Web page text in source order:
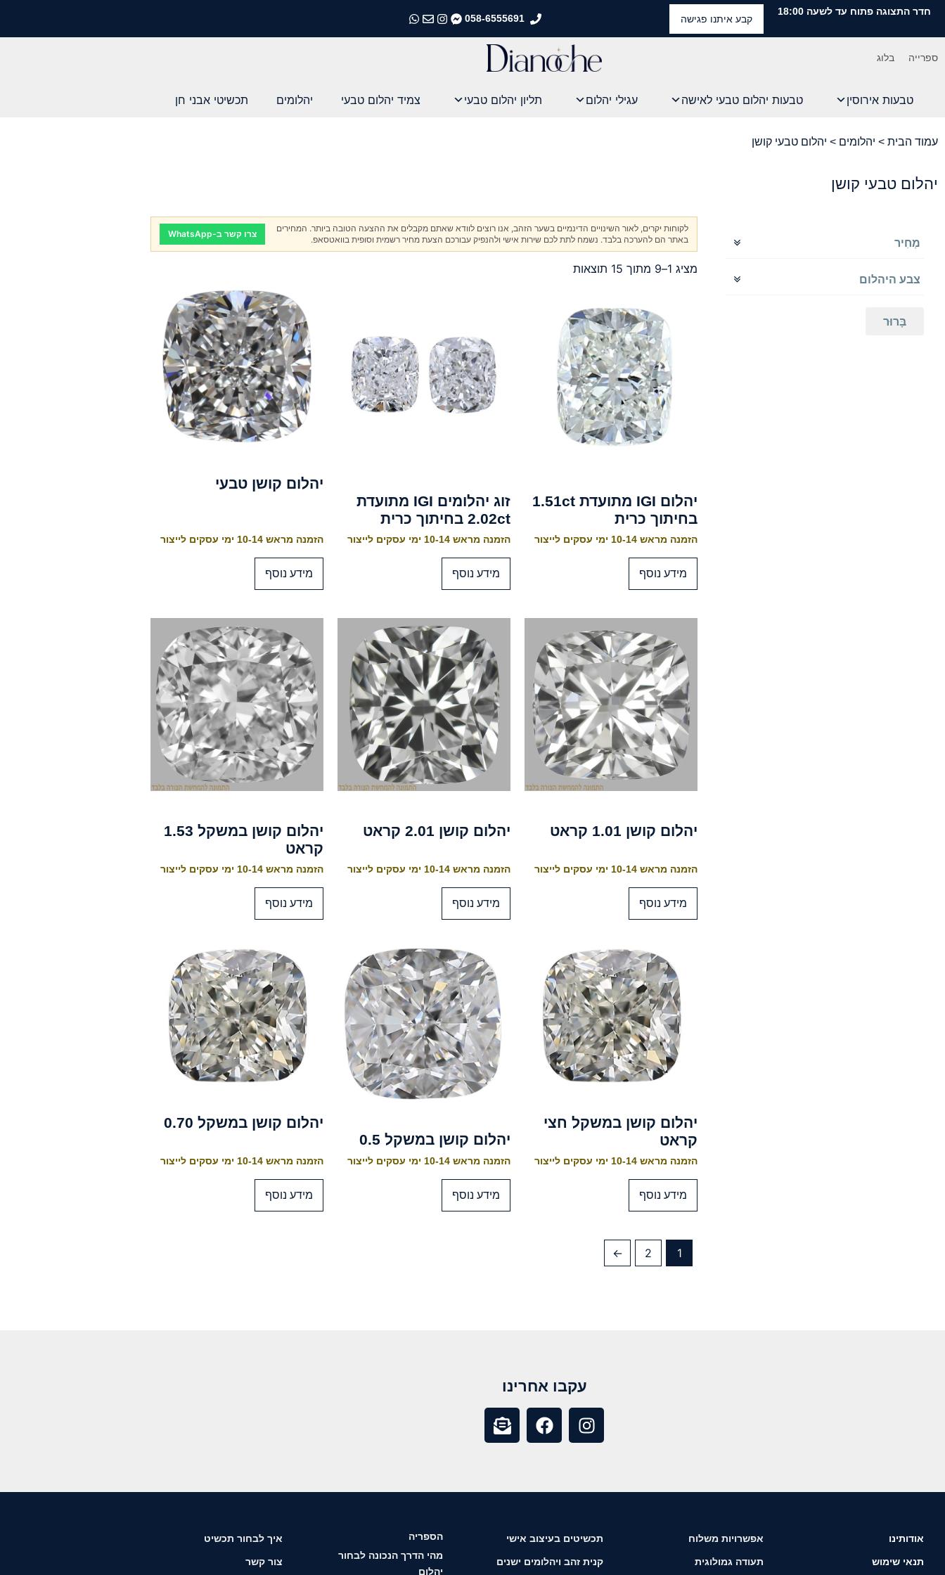
חדר התצוגה פתוח עד לשעה 18:00
קבע איתנו פגישה 058-6555691
התקשרו אלינו
התקשרו אלינו
התקשרו אלינו
התקשרו אלינו
ספרייה בלוג
טבעות אירוסין טבעות יהלום טבעי לאישה עגילי יהלום תליון יהלום טבעי צמיד יהלום טבעי יהלומים תכשיטי אבני חן
עמוד הבית > יהלומים > יהלום טבעי קושן
יהלום טבעי קושן
מְחִיר
צבע היהלום
I-J
בָּרוּר
לקוחות יקרים, לאור השינויים הדינמיים בשער הזהב, אנו רוצים לוודא שאתם מקבלים את ההצעה הטובה ביותר. המחירים
באתר הם להערכה בלבד. נשמח לתת לכם שירות אישי ולהנפיק עבורכם הצעת מחיר רשמית וסופית בוואטסאפ.
צרו קשר ב-WhatsApp
מציג 1–9 מתוך 15 תוצאות
יהלום IGI מתועדת 1.51ct
בחיתוך כרית
הזמנה מראש 10-14 ימי עסקים לייצור
מידע נוסף
זוג יהלומים IGI מתועדת
2.02ct בחיתוך כרית
הזמנה מראש 10-14 ימי עסקים לייצור
מידע נוסף
יהלום קושן טבעי
הזמנה מראש 10-14 ימי עסקים לייצור
מידע נוסף
יהלום קושן 1.01 קראט
הזמנה מראש 10-14 ימי עסקים לייצור
מידע נוסף
יהלום קושן 2.01 קראט
הזמנה מראש 10-14 ימי עסקים לייצור
מידע נוסף
יהלום קושן במשקל 1.53
קראט
הזמנה מראש 10-14 ימי עסקים לייצור
מידע נוסף
יהלום קושן במשקל חצי
קראט
הזמנה מראש 10-14 ימי עסקים לייצור
מידע נוסף
יהלום קושן במשקל 0.5
הזמנה מראש 10-14 ימי עסקים לייצור
מידע נוסף
יהלום קושן במשקל 0.70
הזמנה מראש 10-14 ימי עסקים לייצור
מידע נוסף
1
2
←
עקבו אחרינו
אודותינו
תנאי שימוש
אפשרויות משלוח
תעודה גמולוגית
תכשיטים בעיצוב אישי
קנית זהב ויהלומים ישנים
הספריה
מהי הדרך הנכונה לבחור
יהלום
איך לבחור תכשיט
צור קשר